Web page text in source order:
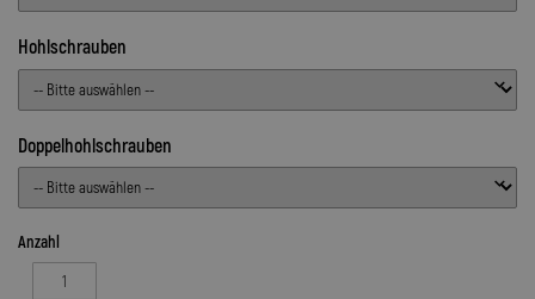
Hohlschrauben
Doppelhohlschrauben
Anzahl